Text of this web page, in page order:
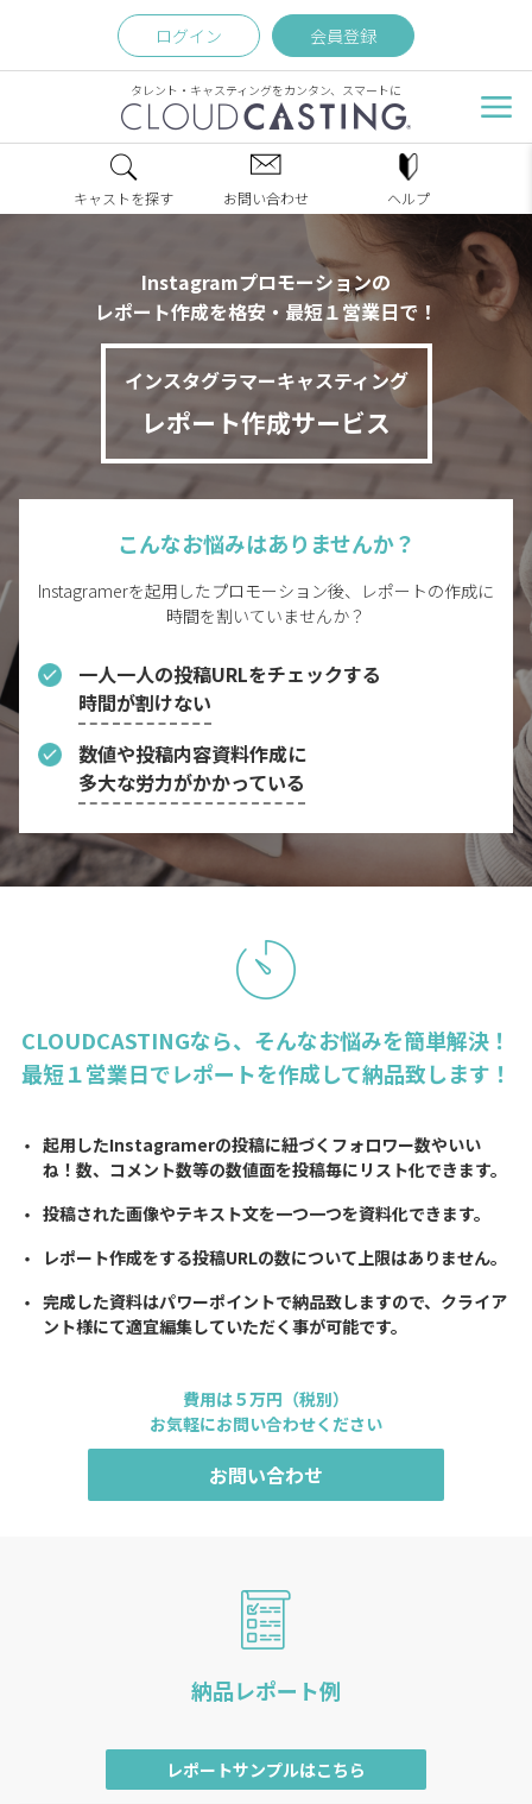
ログイン 会員登録
タレント・キャスティングをカンタン、スマートに
キャストを探す お問い合わせ ヘルプ
Instagramプロモーションの
レポート作成を格安・最短１営業日で！
インスタグラマーキャスティング
レポート作成サービス
こんなお悩みはありませんか？
Instagramerを起用したプロモーション後、レポートの作成に
時間を割いていませんか？
一人一人の投稿URLをチェックする
時間が割けない
数値や投稿内容資料作成に
多大な労力がかかっている
CLOUDCASTINGなら、そんなお悩みを簡単解決！
最短１営業日でレポートを作成して納品致します！
起用したInstagramerの投稿に紐づくフォロワー数やいい
ね！数、コメント数等の数値面を投稿毎にリスト化できます。
投稿された画像やテキスト文を一つ一つを資料化できます。
レポート作成をする投稿URLの数について上限はありません。
完成した資料はパワーポイントで納品致しますので、クライア
ント様にて適宜編集していただく事が可能です。
費用は５万円（税別）
お気軽にお問い合わせください
お問い合わせ
納品レポート例
レポートサンプルはこちら